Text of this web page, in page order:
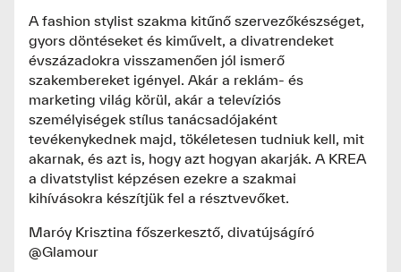
A fashion stylist szakma kitűnő szervezőkészséget,
gyors döntéseket és kiművelt, a divatrendeket
évszázadokra visszamenően jól ismerő
szakembereket igényel. Akár a reklám- és
marketing világ körül, akár a televíziós
személyiségek stílus tanácsadójaként
tevékenykednek majd, tökéletesen tudniuk kell, mit
akarnak, és azt is, hogy azt hogyan akarják. A KREA
a divatstylist képzésen ezekre a szakmai
kihívásokra készítjük fel a résztvevőket.
Maróy Krisztina főszerkesztő, divatújságíró
@Glamour